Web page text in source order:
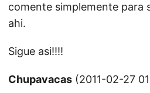
comente simplemente para
ahi.
Sigue asi!!!!
Chupavacas (2011-02-27